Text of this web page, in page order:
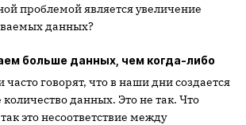
проблемой является увеличение
данных?
больше данных, чем когда-либо
говорят, что в наши дни создается
данных. Это не так. Что
это несоответствие между